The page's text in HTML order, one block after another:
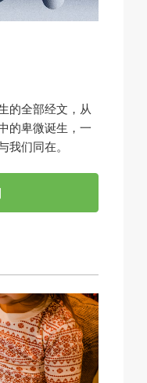
的全部经文，从
的卑微诞生，一
们同在。